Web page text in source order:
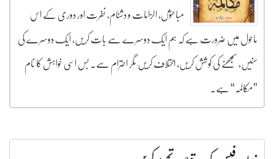
مباحثوں، الزامات و دشنام، نفرت اور دوری کے اس
ماحول میں ضرورت ہے کہ ہم ایک دوسرے سے بات کریں، ایک دوسرے کی
سنیں، سمجھنے کی کوشش کریں، اختلاف کریں مگر احترام سے۔ بس اسی خواہش کا نام
”مکالمہ“ ہے۔